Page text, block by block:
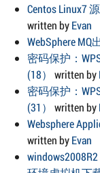
Centos Linux7
written byEvan
WebSphere
密码保护：
(18）
written by
密码保护：
(31）
written by
Websphere
written byEvan